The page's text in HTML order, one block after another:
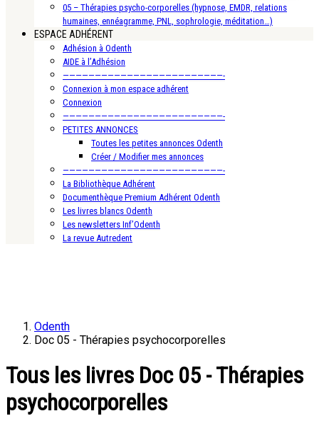
05 – Thérapies psycho-corporelles (hypnose, EMDR, relations
humaines, ennéagramme, PNL, sophrologie, méditation…)
ESPACE ADHÉRENT
Adhésion à Odenth
AIDE à l’Adhésion
—————————————————————————-
Connexion à mon espace adhérent
Connexion
—————————————————————————-
PETITES ANNONCES
Toutes les petites annonces Odenth
Créer / Modifier mes annonces
—————————————————————————-
La Bibliothèque Adhérent
Documenthèque Premium Adhérent Odenth
Les livres blancs Odenth
Les newsletters Inf’Odenth
La revue Autredent
Odenth
Doc 05 - Thérapies psychocorporelles
Tous les livres Doc 05 - Thérapies
psychocorporelles